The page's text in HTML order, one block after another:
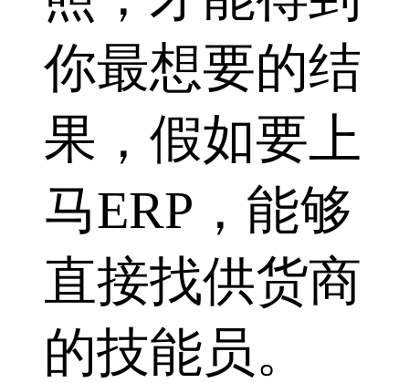
你最想要的结
果，假如要上
马ERP，能够
直接找供货商
的技能员。